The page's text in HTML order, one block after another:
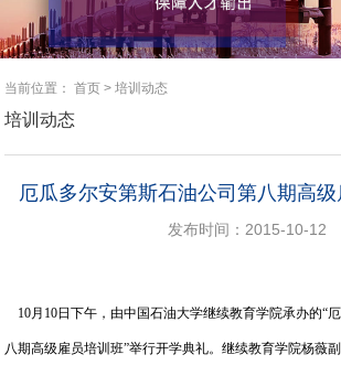
当前位置：首页 >培训动态
培训动态
厄瓜多尔安第斯石油公司第八期高
发布时间：2015-10-12
10月 10日下午，由中国石油大学继续教育学院承办的“
八期高级雇员培训班”举行开学典礼。继续教育学院杨薇